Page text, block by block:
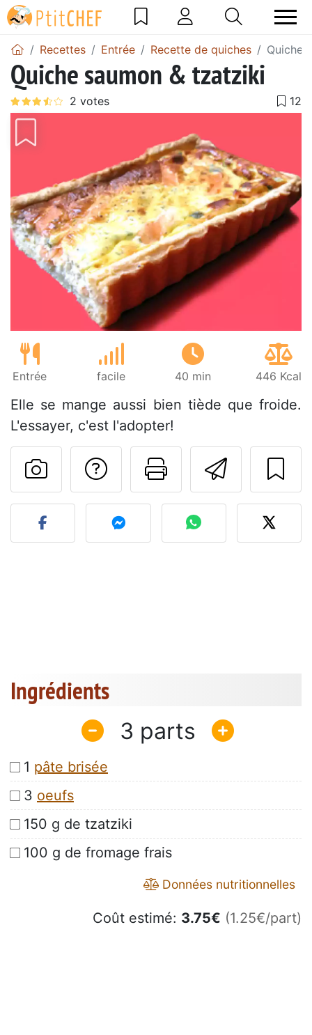
Recettes Entrée Recette de quiches Quiche
Quiche saumon & tzatziki
Entrée facile 40 min 446 Kcal
Elle se mange aussi bien tiède que froide.
L'essayer, c'est l'adopter!
Imprimer
Poser une
Publier votre photo de
Ingrédients
3
1 pâte brisée
3 oeufs
150 g de tzatziki
100 g de fromage frais
Données nutritionnelles
Coût estimé: 3.75€ (1.25€/part)